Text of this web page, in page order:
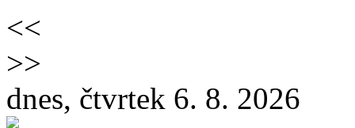
<<
>>
dnes, čtvrtek 6. 8. 2026